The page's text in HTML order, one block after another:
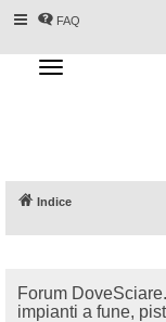
FAQ
T
o
g
a
t
Indice
Forum
impianti a fune,